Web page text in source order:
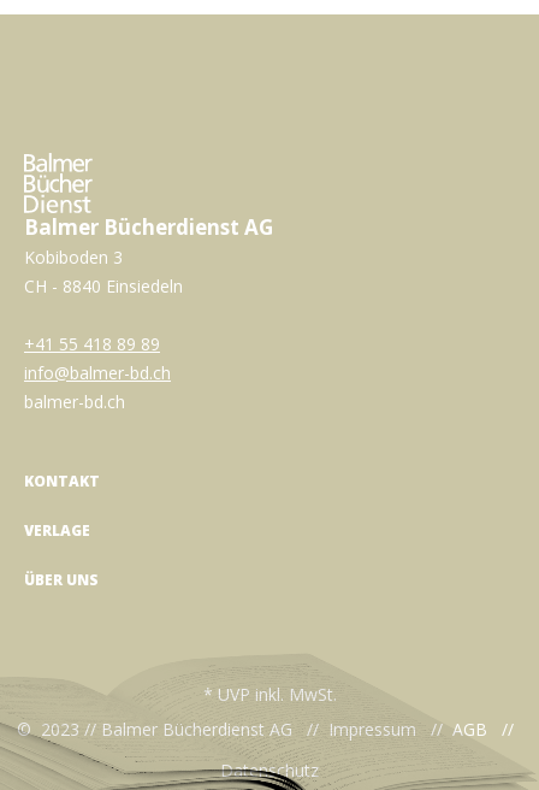
Balmer Bücherdienst AG
Kobiboden 3
CH - 8840 Einsiedeln
+41 55 418 89 89
info@balmer-bd.ch
balmer-bd.ch
KONTAKT
VERLAGE
ÜBER UNS
* UVP inkl. MwSt.
© 2023 // Balmer Bücherdienst AG // Impressum // AGB //
Datenschutz